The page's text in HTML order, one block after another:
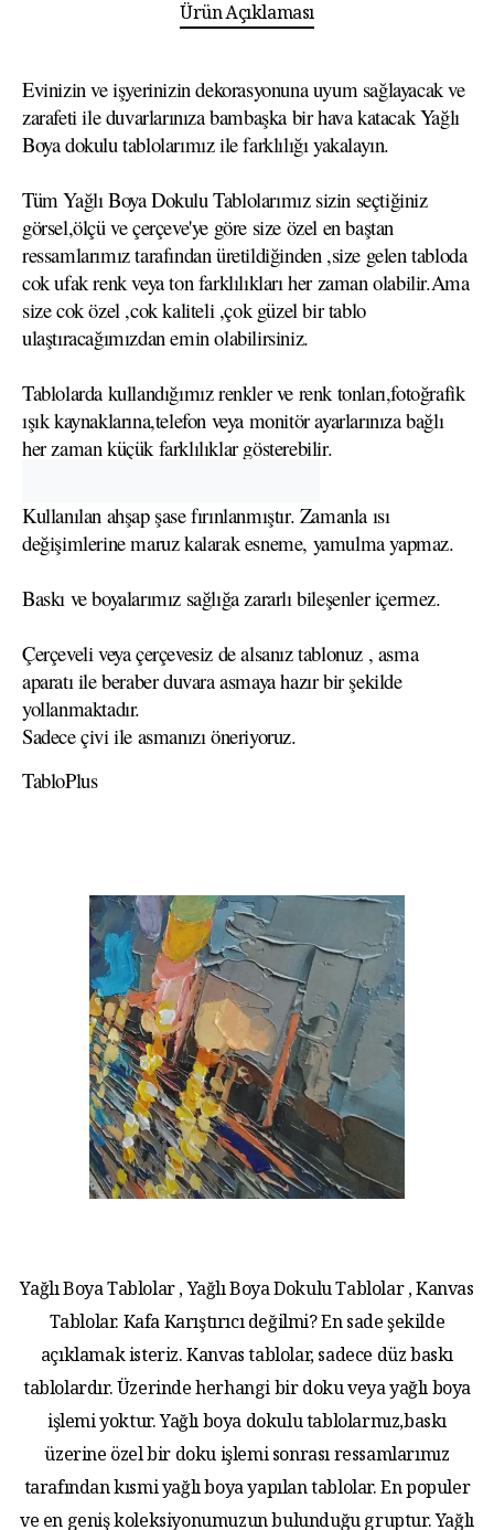
Ürün Açıklaması
Evinizin ve işyerinizin dekorasyonuna uyum sağlayacak ve
zarafeti ile duvarlarınıza bambaşka bir hava katacak Yağlı
Boya dokulu tablolarımız ile farklılığı yakalayın.
Tüm Yağlı Boya Dokulu Tablolarımız sizin seçtiğiniz
görsel,ölçü ve çerçeve'ye göre size özel en baştan
ressamlarımız tarafından üretildiğinden ,size gelen tabloda
cok ufak renk veya ton farklılıkları her zaman olabilir.Ama
size cok özel ,cok kaliteli ,çok güzel bir tablo
ulaştıracağımızdan emin olabilirsiniz.
Tablolarda kullandığımız renkler ve renk tonları,fotoğrafik
ışık kaynaklarına,telefon veya monitör ayarlarınıza bağlı
her zaman küçük farklılıklar gösterebilir.
Kullanılan ahşap şase fırınlanmıştır. Zamanla ısı
değişimlerine maruz kalarak esneme, yamulma yapmaz.
Baskı ve boyalarımız sağlığa zararlı bileşenler içermez.
Çerçeveli veya çerçevesiz de alsanız tablonuz , asma
aparatı ile beraber duvara asmaya hazır bir şekilde
yollanmaktadır.
Sadece çivi ile asmanızı öneriyoruz.
TabloPlus
Yağlı Boya Tablolar , Yağlı Boya Dokulu Tablolar , Kanvas
Tablolar. Kafa Karıştırıcı değilmi? En sade şekilde
açıklamak isteriz. Kanvas tablolar, sadece düz baskı
tablolardır. Üzerinde herhangi bir doku veya yağlı boya
işlemi yoktur. Yağlı boya dokulu tablolarmız,baskı
üzerine özel bir doku işlemi sonrası ressamlarımız
tarafından kısmi yağlı boya yapılan tablolar. En populer
ve en geniş koleksiyonumuzun bulunduğu gruptur. Yağlı